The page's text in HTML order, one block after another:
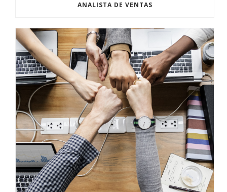
ANALISTA DE VENTAS